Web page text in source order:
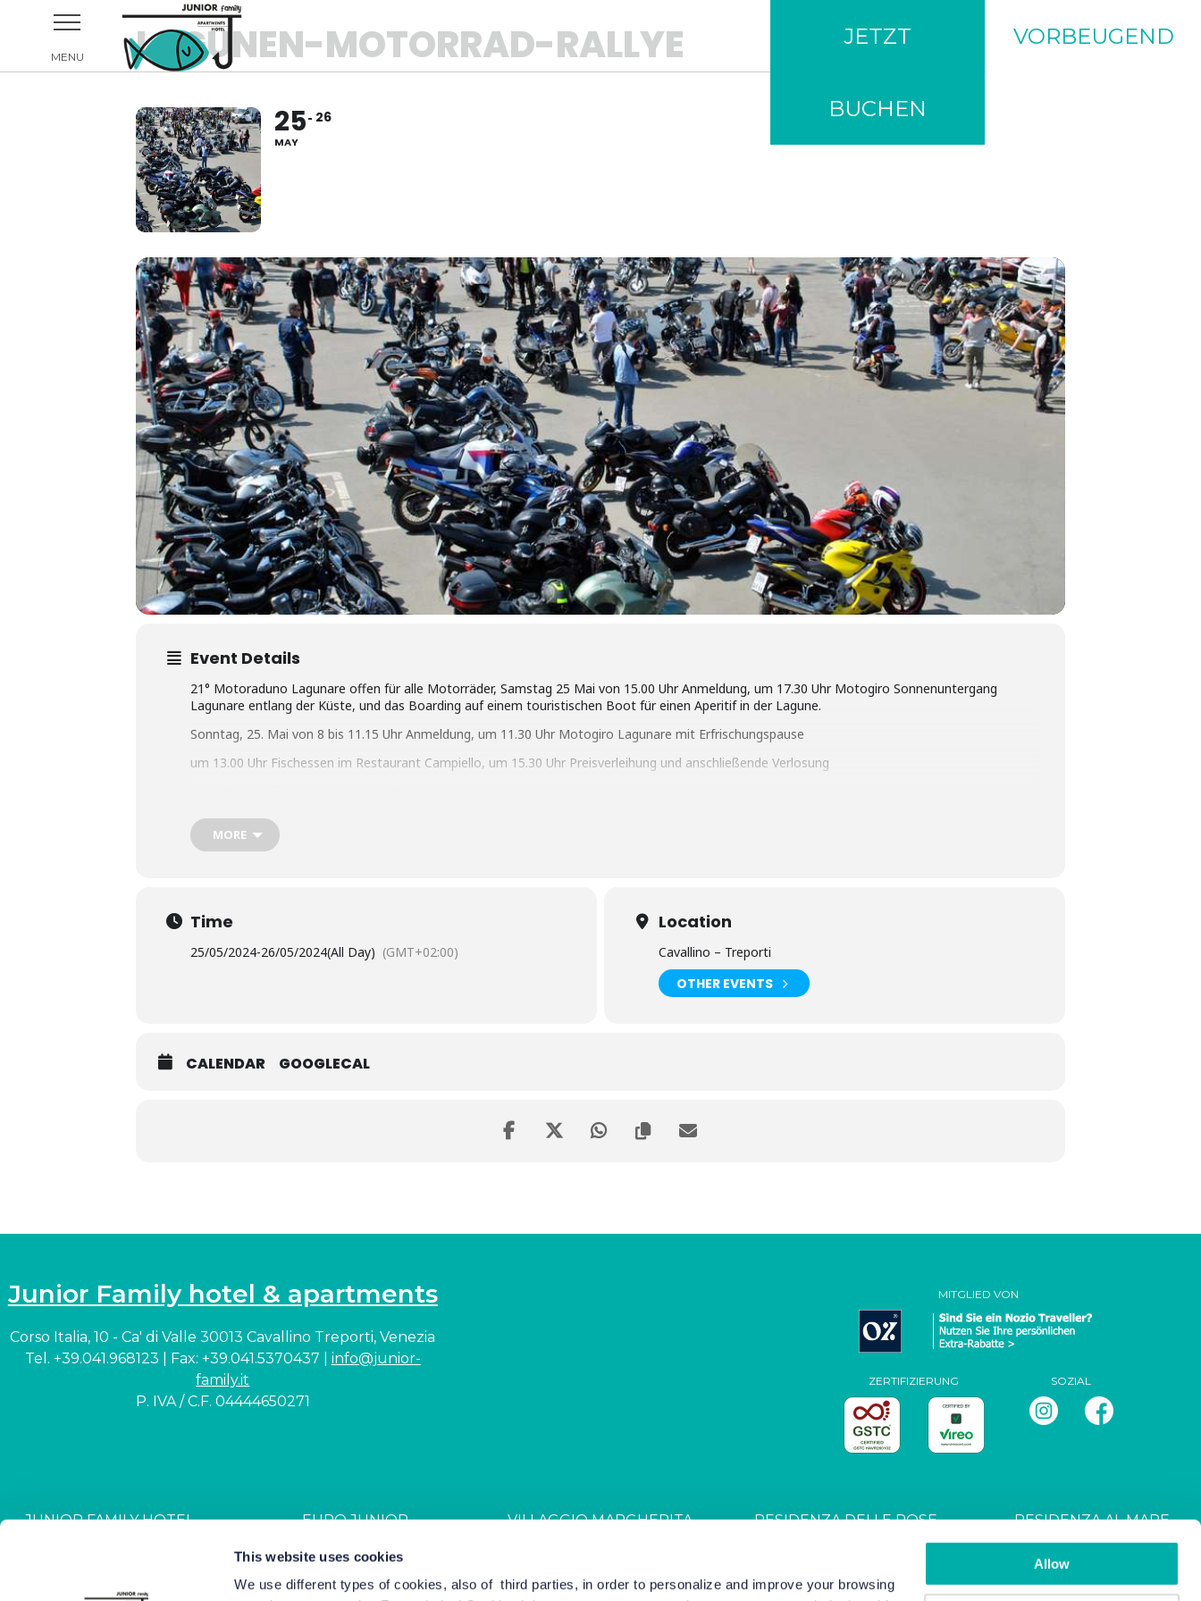
This website uses cookies
We use different types of cookies, also of third parties, in order to personalize and improve your browsing
Allow
JETZT
BUCHEN
VORBEUGEND
LAGUNEN-MOTORRAD-RALLYE
25
MAY
26
Event Details
21° Motoraduno Lagunare offen für alle Motorräder, Samstag 25 Mai von 15.00 Uhr Anmeldung, um 17.30 Uhr Motogiro Sonnenuntergang
Lagunare entlang der Küste, und das Boarding auf einem touristischen Boot für einen Aperitif in der Lagune.
Sonntag, 25. Mai von 8 bis 11.15 Uhr Anmeldung, um 11.30 Uhr Motogiro Lagunare mit Erfrischungspause
um 13.00 Uhr Fischessen im Restaurant Campiello, um 15.30 Uhr Preisverleihung und anschließende Verlosung
MORE
Time
25/05/2024-26/05/2024(All Day) (GMT+02:00)
Location
Cavallino – Treporti
OTHER EVENTS
CALENDAR GOOGLECAL
Junior Family hotel & apartments
Corso Italia, 10 - Ca' di Valle 30013 Cavallino Treporti, Venezia
Tel. +39.041.968123 | Fax: +39.041.5370437 | info@junior-
family.it
P. IVA / C.F. 04444650271
MITGLIED VON
ZERTIFIZIERUNG SOZIAL
JUNIOR FAMILY HOTEL
EURO JUNIOR
VILLAGGIO MARGHERITA
RESIDENZA DELLE ROSE
CIN: IT027044B4UXANXH5L
RESIDENZA AL MARE
CIN: IT027044B4RRZ3HM9E